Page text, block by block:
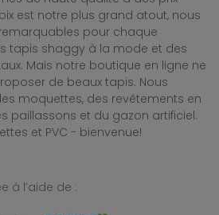
est notre plus grand atout, nous
pour chaque
tapis shaggy à la mode et des
Mais notre boutique en ligne ne
de beaux tapis. Nous
moquettes, des revêtements en
paillassons et du gazon artificiel.
et PVC - bienvenue!
à l’aide de :